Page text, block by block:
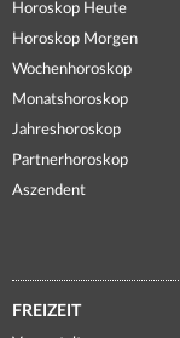
Horoskop Heute
Horoskop Morgen
Wochenhoroskop
Monatshoroskop
Jahreshoroskop
Partnerhoroskop
Aszendent
FREIZEIT